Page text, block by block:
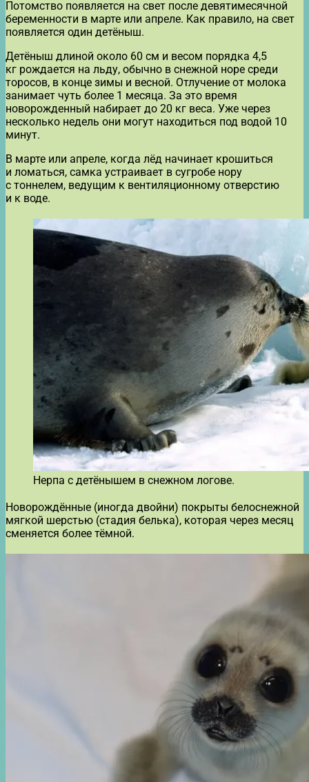
Потомство появляется на свет после девятимесячной
беременности в марте или апреле. Как правило, на свет
появляется один детёныш.
Детёныш длиной около 60 см и весом порядка 4,5
кг рождается на льду, обычно в снежной норе среди
торосов, в конце зимы и весной. Отлучение от молока
занимает чуть более 1 месяца. За это время
новорожденный набирает до 20 кг веса. Уже через
несколько недель они могут находиться под водой 10
минут.
В марте или апреле, когда лёд начинает крошиться
и ломаться, самка устраивает в сугробе нору
с тоннелем, ведущим к вентиляционному отверстию
и к воде.
Нерпа с детёнышем в снежном логове.
Новорождённые (иногда двойни) покрыты белоснежной
мягкой шерстью (стадия белька), которая через месяц
сменяется более тёмной.